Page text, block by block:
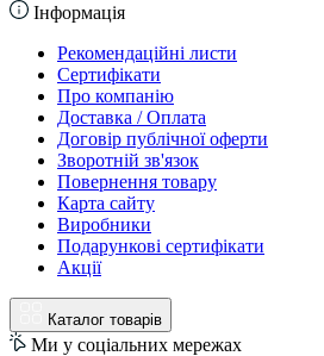
Інформація
Рекомендаційні листи
Сертифікати
Про компанію
Доставка / Оплата
Договір публічної оферти
Зворотній зв'язок
Повернення товару
Карта сайту
Виробники
Подарункові сертифікати
Акції
Каталог товарів
Ми у соціальних мережах